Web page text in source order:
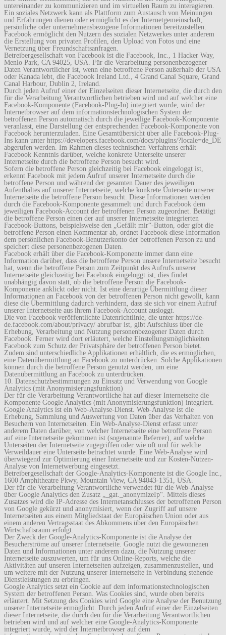
untereinander zu kommunizieren und im virtuellen Raum zu interagieren.
Ein soziales Netzwerk kann als Plattform zum Austausch von Meinungen
und Erfahrungen dienen oder ermöglicht es der Internetgemeinschaft,
persönliche oder unternehmensbezogene Informationen bereitzustellen.
Facebook ermöglicht den Nutzern des sozialen Netzwerkes unter anderem
die Erstellung von privaten Profilen, den Upload von Fotos und eine
Vernetzung über Freundschaftsanfragen.
Betreibergesellschaft von Facebook ist die Facebook, Inc., 1 Hacker Way,
Menlo Park, CA 94025, USA. Für die Verarbeitung personenbezogener
Daten Verantwortlicher ist, wenn eine betroffene Person außerhalb der USA
oder Kanada lebt, die Facebook Ireland Ltd., 4 Grand Canal Square, Grand
Canal Harbour, Dublin 2, Ireland.
Durch jeden Aufruf einer der Einzelseiten dieser Internetseite, die durch den
für die Verarbeitung Verantwortlichen betrieben wird und auf welcher eine
Facebook-Komponente (Facebook-Plug-In) integriert wurde, wird der
Internetbrowser auf dem informationstechnologischen System der
betroffenen Person automatisch durch die jeweilige Facebook-Komponente
veranlasst, eine Darstellung der entsprechenden Facebook-Komponente von
Facebook herunterzuladen. Eine Gesamtübersicht über alle Facebook-Plug-
Ins kann unter https://developers.facebook.com/docs/plugins/?locale=de_DE
abgerufen werden. Im Rahmen dieses technischen Verfahrens erhält
Facebook Kenntnis darüber, welche konkrete Unterseite unserer
Internetseite durch die betroffene Person besucht wird.
Sofern die betroffene Person gleichzeitig bei Facebook eingeloggt ist,
erkennt Facebook mit jedem Aufruf unserer Internetseite durch die
betroffene Person und während der gesamten Dauer des jeweiligen
Aufenthaltes auf unserer Internetseite, welche konkrete Unterseite unserer
Internetseite die betroffene Person besucht. Diese Informationen werden
durch die Facebook-Komponente gesammelt und durch Facebook dem
jeweiligen Facebook-Account der betroffenen Person zugeordnet. Betätigt
die betroffene Person einen der auf unserer Internetseite integrierten
Facebook-Buttons, beispielsweise den „Gefällt mir“-Button, oder gibt die
betroffene Person einen Kommentar ab, ordnet Facebook diese Information
dem persönlichen Facebook-Benutzerkonto der betroffenen Person zu und
speichert diese personenbezogenen Daten.
Facebook erhält über die Facebook-Komponente immer dann eine
Information darüber, dass die betroffene Person unsere Internetseite besucht
hat, wenn die betroffene Person zum Zeitpunkt des Aufrufs unserer
Internetseite gleichzeitig bei Facebook eingeloggt ist; dies findet
unabhängig davon statt, ob die betroffene Person die Facebook-
Komponente anklickt oder nicht. Ist eine derartige Übermittlung dieser
Informationen an Facebook von der betroffenen Person nicht gewollt, kann
diese die Übermittlung dadurch verhindern, dass sie sich vor einem Aufruf
unserer Internetseite aus ihrem Facebook-Account ausloggt.
Die von Facebook veröffentlichte Datenrichtlinie, die unter https://de-
de.facebook.com/about/privacy/ abrufbar ist, gibt Aufschluss über die
Erhebung, Verarbeitung und Nutzung personenbezogener Daten durch
Facebook. Ferner wird dort erläutert, welche Einstellungsmöglichkeiten
Facebook zum Schutz der Privatsphäre der betroffenen Person bietet.
Zudem sind unterschiedliche Applikationen erhältlich, die es ermöglichen,
eine Datenübermittlung an Facebook zu unterdrücken. Solche Applikationen
können durch die betroffene Person genutzt werden, um eine
Datenübermittlung an Facebook zu unterdrücken.
10. Datenschutzbestimmungen zu Einsatz und Verwendung von Google
Analytics (mit Anonymisierungsfunktion)
Der für die Verarbeitung Verantwortliche hat auf dieser Internetseite die
Komponente Google Analytics (mit Anonymisierungsfunktion) integriert.
Google Analytics ist ein Web-Analyse-Dienst. Web-Analyse ist die
Erhebung, Sammlung und Auswertung von Daten über das Verhalten von
Besuchern von Internetseiten. Ein Web-Analyse-Dienst erfasst unter
anderem Daten darüber, von welcher Internetseite eine betroffene Person
auf eine Internetseite gekommen ist (sogenannte Referrer), auf welche
Unterseiten der Internetseite zugegriffen oder wie oft und für welche
Verweildauer eine Unterseite betrachtet wurde. Eine Web-Analyse wird
überwiegend zur Optimierung einer Internetseite und zur Kosten-Nutzen-
Analyse von Internetwerbung eingesetzt.
Betreibergesellschaft der Google-Analytics-Komponente ist die Google Inc.,
1600 Amphitheatre Pkwy, Mountain View, CA 94043-1351, USA.
Der für die Verarbeitung Verantwortliche verwendet für die Web-Analyse
über Google Analytics den Zusatz „_gat._anonymizeIp“. Mittels dieses
Zusatzes wird die IP-Adresse des Internetanschlusses der betroffenen Person
von Google gekürzt und anonymisiert, wenn der Zugriff auf unsere
Internetseiten aus einem Mitgliedstaat der Europäischen Union oder aus
einem anderen Vertragsstaat des Abkommens über den Europäischen
Wirtschaftsraum erfolgt.
Der Zweck der Google-Analytics-Komponente ist die Analyse der
Besucherströme auf unserer Internetseite. Google nutzt die gewonnenen
Daten und Informationen unter anderem dazu, die Nutzung unserer
Internetseite auszuwerten, um für uns Online-Reports, welche die
Aktivitäten auf unseren Internetseiten aufzeigen, zusammenzustellen, und
um weitere mit der Nutzung unserer Internetseite in Verbindung stehende
Dienstleistungen zu erbringen.
Google Analytics setzt ein Cookie auf dem informationstechnologischen
System der betroffenen Person. Was Cookies sind, wurde oben bereits
erläutert. Mit Setzung des Cookies wird Google eine Analyse der Benutzung
unserer Internetseite ermöglicht. Durch jeden Aufruf einer der Einzelseiten
dieser Internetseite, die durch den für die Verarbeitung Verantwortlichen
betrieben wird und auf welcher eine Google-Analytics-Komponente
integriert wurde, wird der Internetbrowser auf dem